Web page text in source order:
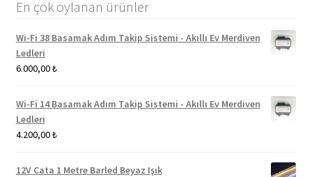
En çok oylanan ürünler
Wi-Fi 38 Basamak Adım Takip Sistemi - Akıllı Ev Merdiven
Ledleri
6.000,00₺
Wi-Fi 14 Basamak Adım Takip Sistemi - Akıllı Ev Merdiven
Ledleri
4.200,00₺
12V Cata 1 Metre Barled Beyaz Işık